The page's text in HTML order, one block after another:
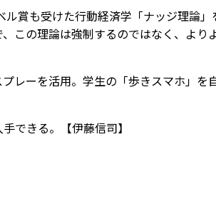
賞も受けた行動経済学「ナッジ理論」
この理論は強制するのではなく、より
レーを活用。学生の「歩きスマホ」を
できる。【伊藤信司】